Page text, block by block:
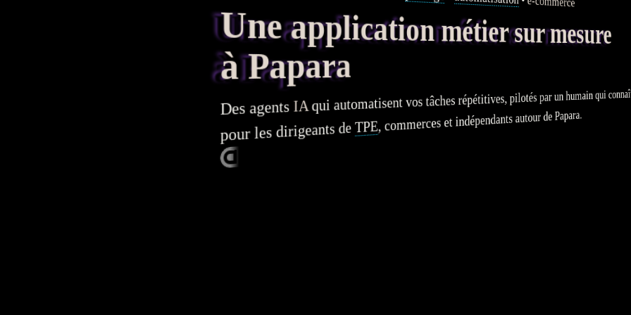
Une application métier sur mesure
à Papara
Desagents IAqui automatisent vos tâches répétitives, pilotés par un humain qui connaît
pour les dirigeants deTPE , commerces et indépendants autour de Papara.